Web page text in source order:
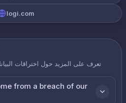
logi.com
تعرف على المزيد حول اختراقات
from a breach of our